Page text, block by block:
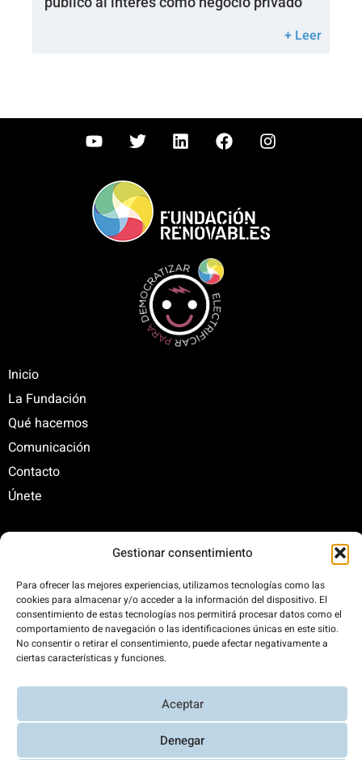
Gestionar consentimiento
Para ofrecer las mejores experiencias, utilizamos tecnologías como las
cookies para almacenar y/o acceder a la información del dispositivo. El
consentimiento de estas tecnologías nos permitirá procesar datos como el
comportamiento de navegación o las identificaciones únicas en este sitio.
No consentir o retirar el consentimiento, puede afectar negativamente a
ciertas características y funciones.
Aceptar
Denegar
+ Leer
Inicio
La Fundación
Qué hacemos
Comunicación
Contacto
Únete
C/ Santa Engracia, 108. 5º Interior. Izda. 28003
+34 625 47 42 11
fundacion@fundacionrenovables.org
comunicacion@fundacionrenovables.org
Compensamos la huella de carbono en un
300%. Web 100% impulsada por energías